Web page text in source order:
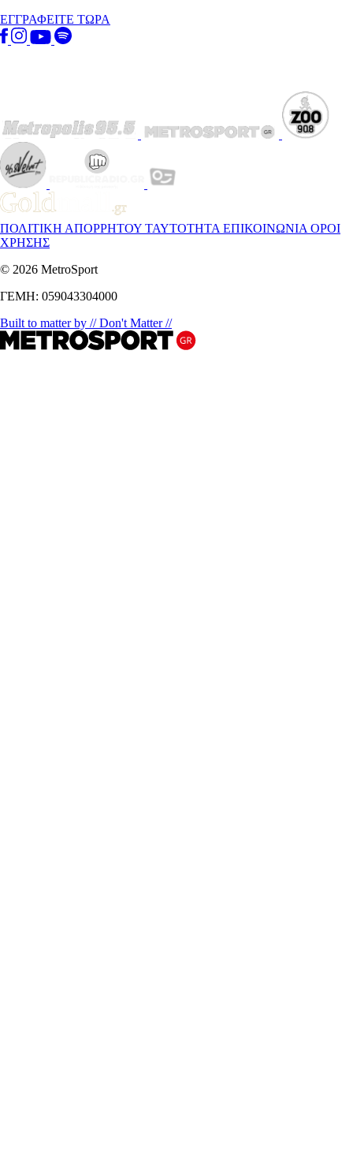
ΕΓΓΡΑΦΕΙΤΕ ΤΩΡΑ
ΠΟΛΙΤΙΚΗ ΑΠΟΡΡΗΤΟΥ ΤΑΥΤΟΤΗΤΑ ΕΠΙΚΟΙΝΩΝΙΑ ΟΡΟΙ
ΧΡΗΣΗΣ
© 2026 MetroSport
ΓΕΜΗ: 059043304000
Built to matter by // Don't Matter //